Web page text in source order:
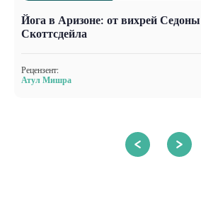
Йога в Аризоне: от вихрей
Скоттсдейла
Рецензент:
Атул Мишра